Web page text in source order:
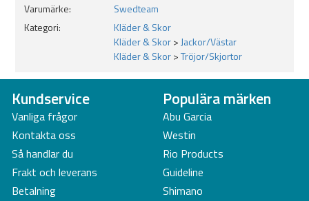
Varumärke:
Swedteam
Kategori:
Kläder & Skor
Kläder & Skor> Jackor/Västar
Kläder & Skor>Tröjor/Skjortor
Kundservice
Vanliga frågor
Kontakta oss
Så handlar du
Frakt och leverans
Betalning
Populära märken
Abu Garcia
Westin
Rio Products
Guideline
Shimano